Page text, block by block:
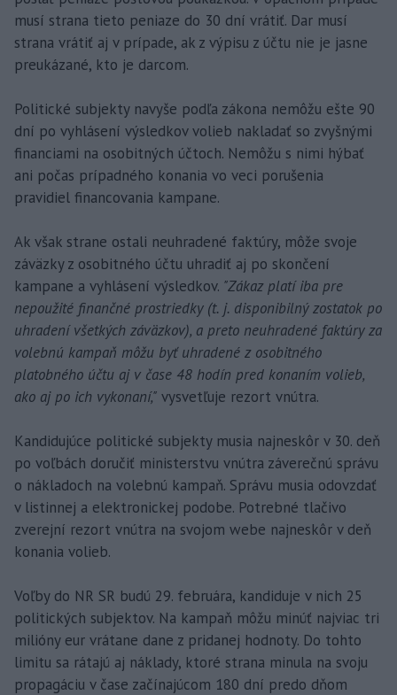
musí strana tieto peniaze do 30 dní vrátiť. Dar musí
strana vrátiť aj v prípade, ak z výpisu z účtu nie je jasne
preukázané, kto je darcom.
Politické subjekty navyše podľa zákona nemôžu ešte 90
dní po vyhlásení výsledkov volieb nakladať so zvyšnými
financiami na osobitných účtoch. Nemôžu s nimi hýbať
ani počas prípadného konania vo veci porušenia
pravidiel financovania kampane.
Ak však strane ostali neuhradené faktúry, môže svoje
záväzky z osobitného účtu uhradiť aj po skončení
kampane a vyhlásení výsledkov. "Zákaz platí iba pre
nepoužité finančné prostriedky (t. j. disponibilný zostatok po
uhradení všetkých záväzkov), a preto neuhradené faktúry za
volebnú kampaň môžu byť uhradené z osobitného
platobného účtu aj v čase 48 hodín pred konaním volieb,
ako aj po ich vykonaní," vysvetľuje rezort vnútra.
Kandidujúce politické subjekty musia najneskôr v 30. deň
po voľbách doručiť ministerstvu vnútra záverečnú správu
o nákladoch na volebnú kampaň. Správu musia odovzdať
v listinnej a elektronickej podobe. Potrebné tlačivo
zverejní rezort vnútra na svojom webe najneskôr v deň
konania volieb.
Voľby do NR SR budú 29. februára, kandiduje v nich 25
politických subjektov. Na kampaň môžu minúť najviac tri
milióny eur vrátane dane z pridanej hodnoty. Do tohto
limitu sa rátajú aj náklady, ktoré strana minula na svoju
propagáciu v čase začínajúcom 180 dní predo dňom